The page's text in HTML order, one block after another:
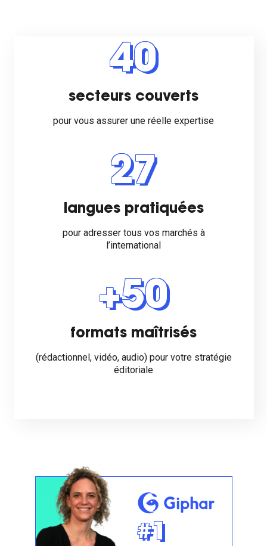
40
secteurs couverts
pour vous assurer une réelle expertise
27
langues pratiquées
pour adresser tous vos marchés à
l’international
+50
formats maîtrisés
(rédactionnel, vidéo, audio) pour votre stratégie
éditoriale
#1